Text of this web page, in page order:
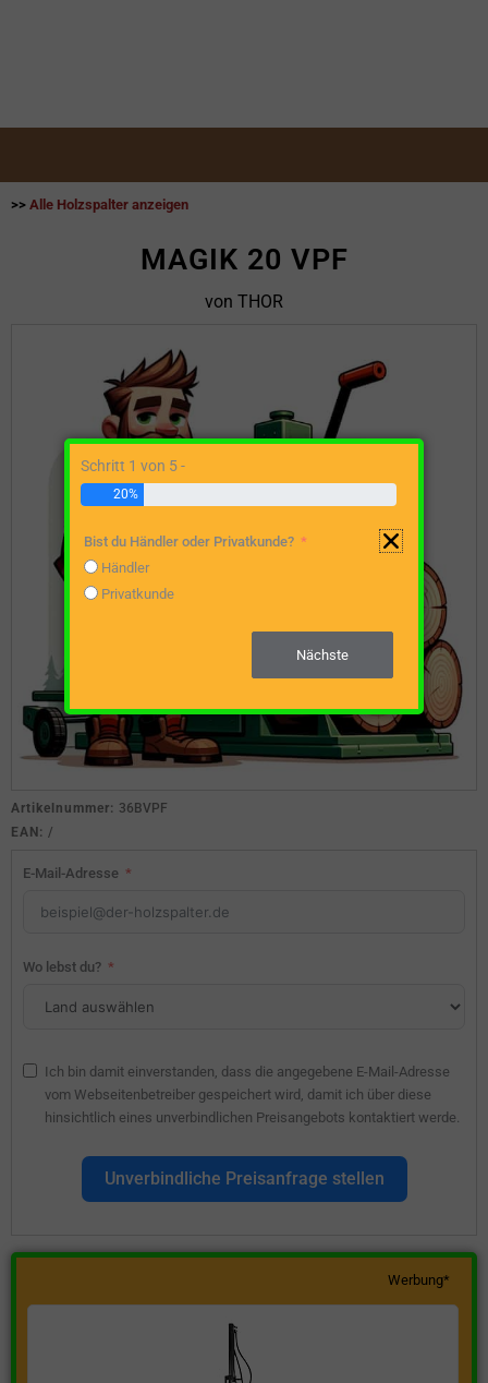
>> Alle Holzspalter anzeigen
MAGIK 20 VPF
von THOR
Artikelnummer: 36BVPF
EAN: /
E-Mail-Adresse
Wo lebst du?
Ich bin damit einverstanden, dass die angegebene E-Mail-Adresse
vom Webseitenbetreiber gespeichert wird, damit ich über diese
hinsichtlich eines unverbindlichen Preisangebots kontaktiert werde.
Unverbindliche Preisanfrage stellen
Werbung*
Schritt 1 von 5 -
20%
Bist du Händler oder Privatkunde?
Händler
Privatkunde
Nächste